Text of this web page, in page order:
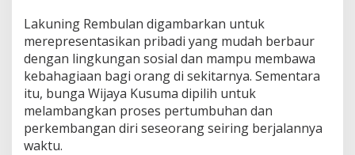
Lakuning Rembulan digambarkan untuk
merepresentasikan pribadi yang mudah berbaur
dengan lingkungan sosial dan mampu membawa
kebahagiaan bagi orang di sekitarnya. Sementara
itu, bunga Wijaya Kusuma dipilih untuk
melambangkan proses pertumbuhan dan
perkembangan diri seseorang seiring berjalannya
waktu.